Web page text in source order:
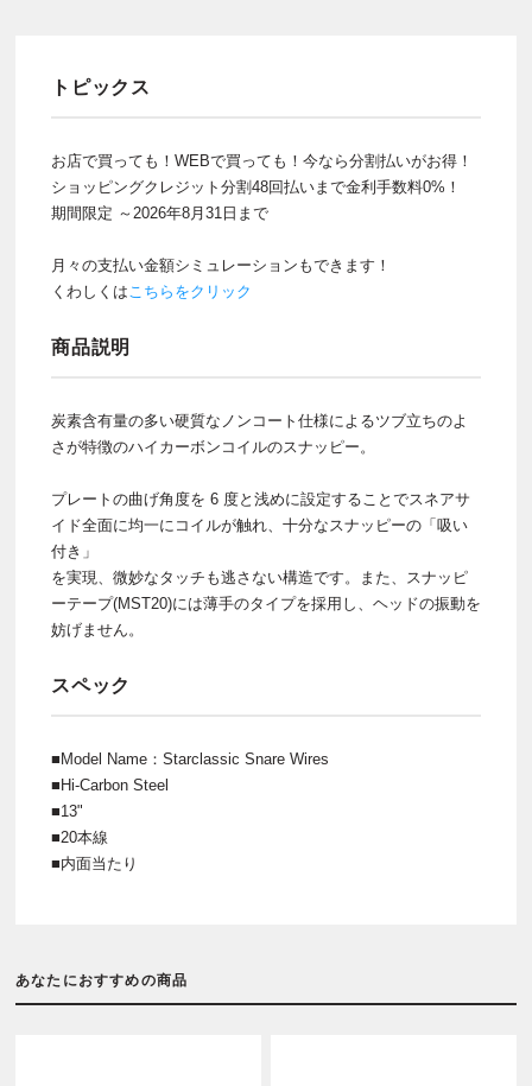
トピックス
お店で買っても！WEBで買っても！今なら分割払いがお得！
ショッピングクレジット分割48回払いまで金利手数料0%！
期間限定 ～2026年8月31日まで
月々の支払い金額シミュレーションもできます！
くわしくはこちらをクリック
商品説明
炭素含有量の多い硬質なノンコート仕様によるツブ立ちのよ
さが特徴のハイカーボンコイルのスナッピー。
プレートの曲げ角度を 6 度と浅めに設定することでスネアサ
イド全面に均一にコイルが触れ、十分なスナッピーの「吸い
付き」
を実現、微妙なタッチも逃さない構造です。また、スナッピ
ーテープ(MST20)には薄手のタイプを採用し、ヘッドの振動を
妨げません。
スペック
■Model Name：Starclassic Snare Wires
■Hi-Carbon Steel
■13"
■20本線
■内面当たり
あなたにおすすめの商品